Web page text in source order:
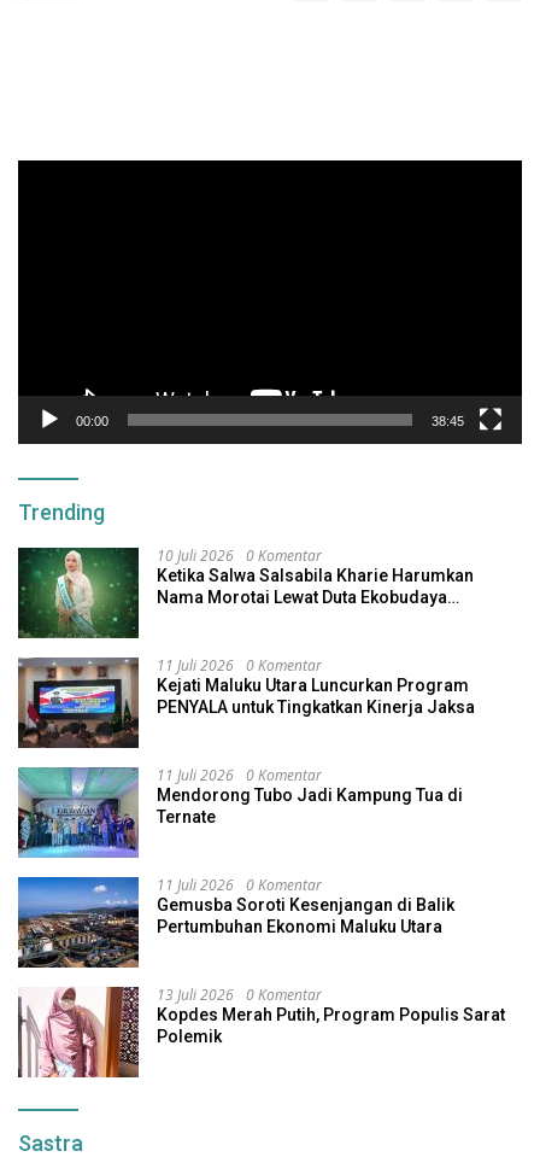
00:00 38:45
Trending
10 Juli 2026 0 Komentar
Ketika Salwa Salsabila Kharie Harumkan
Nama Morotai Lewat Duta Ekobudaya
11 Juli 2026 0 Komentar
Kejati Maluku Utara Luncurkan Program
PENYALA untuk Tingkatkan Kinerja Jaksa
11 Juli 2026 0 Komentar
Mendorong Tubo Jadi Kampung Tua di
Ternate
11 Juli 2026 0 Komentar
Gemusba Soroti Kesenjangan di Balik
Pertumbuhan Ekonomi Maluku Utara
13 Juli 2026 0 Komentar
Kopdes Merah Putih, Program Populis Sarat
Polemik
Sastra